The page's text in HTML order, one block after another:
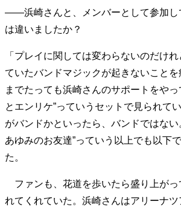
――浜崎さんと、メンバーとして参加し
は違いましたか？
「プレイに関しては変わらないのだけ
ていたバンドマジックが起きないこと
までたっても浜崎さんのサポートをや
とエンリケ”っていうセットで見られて
がバンドかといったら、バンドではない
あゆみのお友達”っていう以上でも以下
た。
ファンも、花道を歩いたら盛り上がっ
れてくれていた。浜崎さんはアリーナ